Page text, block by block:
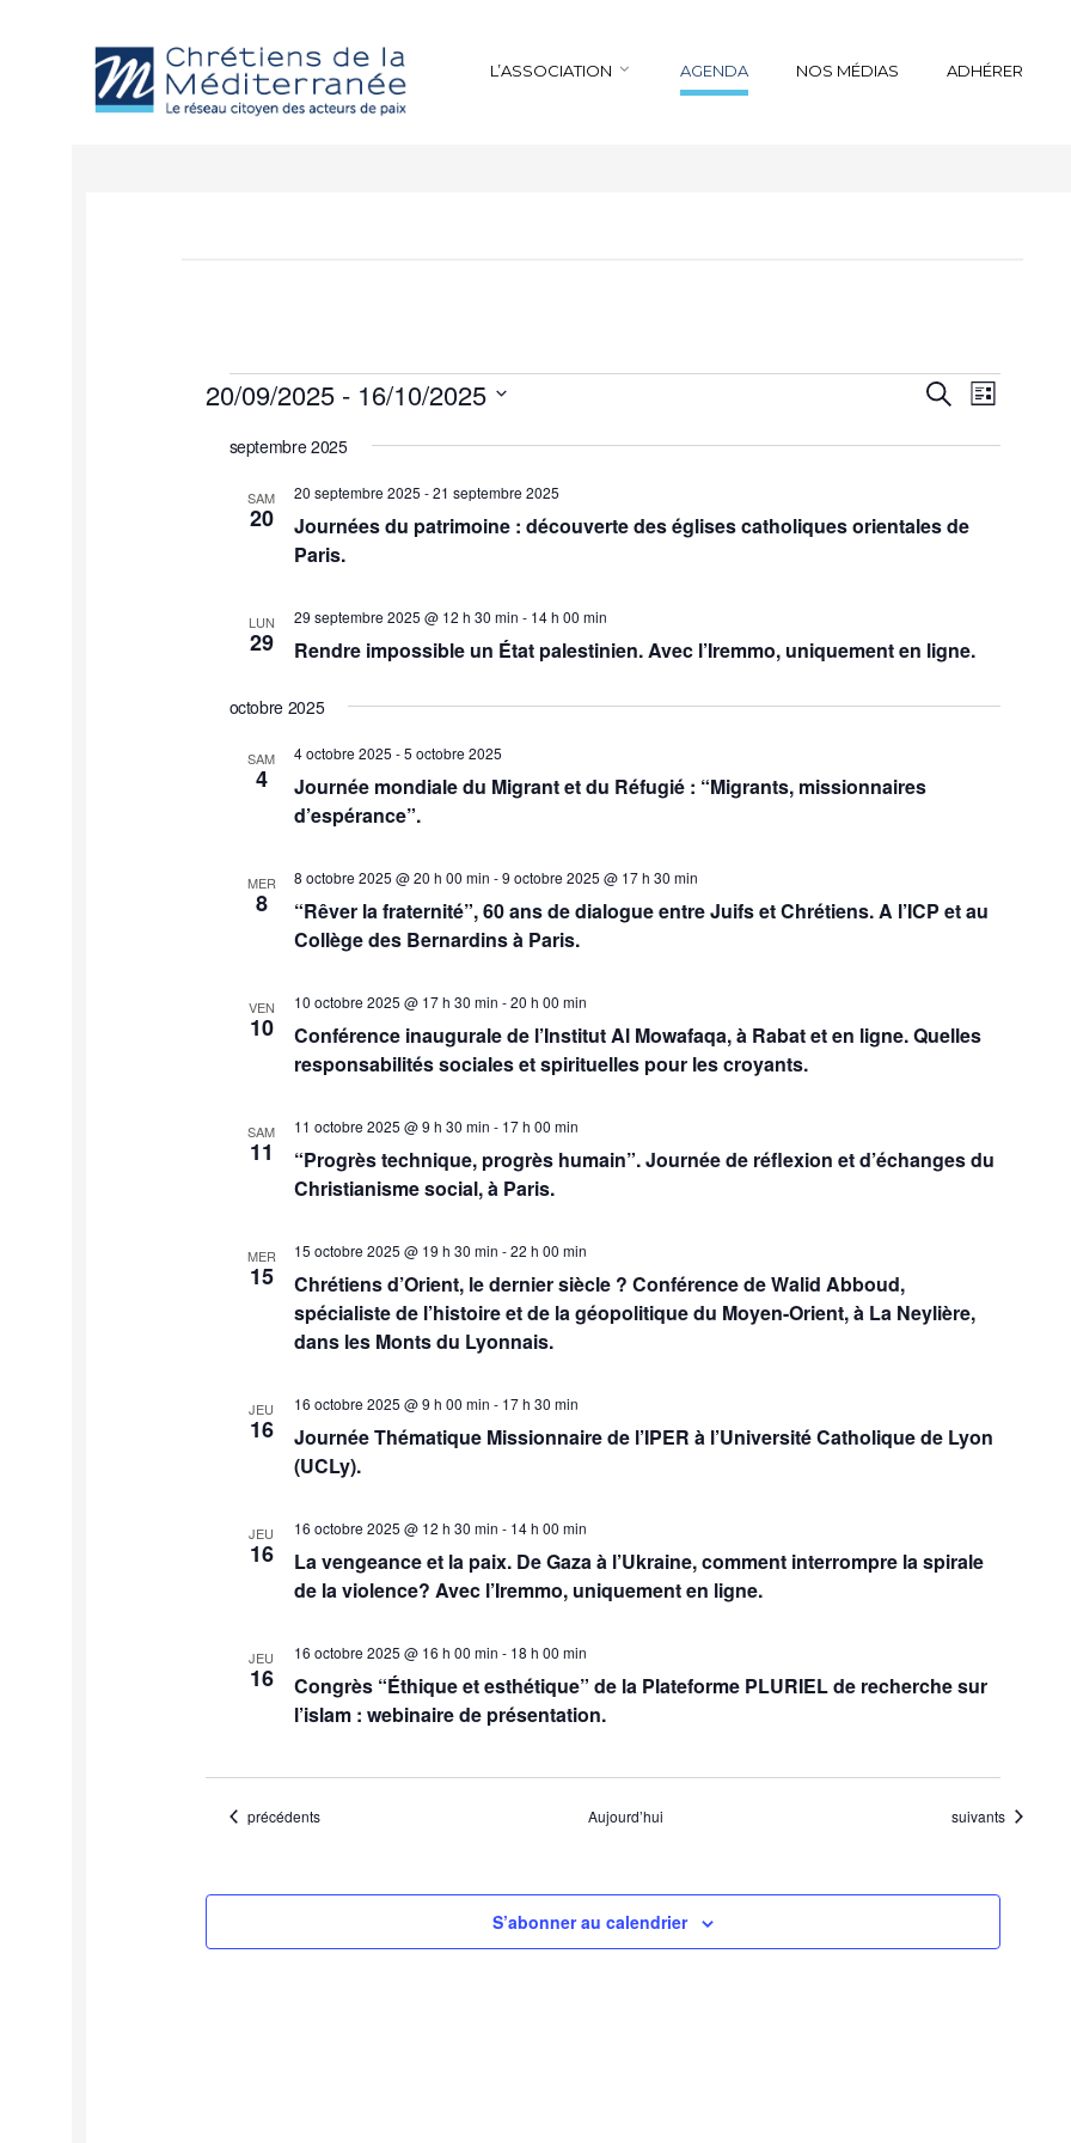
L’ASSOCIATION AGENDA NOS MÉDIAS ADHÉRER
Recherche
navigation
Évènements
RechercheNavigation
de
Liste
20/09/2025 - 16/10/2025
uneseptembre 2025
SAM
20
Journées du patrimoine : découverte des églises catholiques orientales de
Paris.
20 septembre 2025 -21 septembre 2025
LUN
29 Rendre impossible un État palestinien. Avec l’Iremmo, uniquement en ligne.
29 septembre 2025 @ 12 h 30 min - 14 h 00 min
octobre 2025
SAM
4
Journée mondiale du Migrant et du Réfugié : “Migrants, missionnaires
d’espérance”.
4 octobre 2025 -5 octobre 2025
MER
8
“Rêver la fraternité”, 60 ans de dialogue entre Juifs et Chrétiens. A l’ICP et au
Collège des Bernardins à Paris.
8 octobre 2025 @ 20 h 00 min -9 octobre 2025 @ 17 h 30 min
VEN
10
Conférence inaugurale de l’Institut Al Mowafaqa, à Rabat et en ligne. Quelles
responsabilités sociales et spirituelles pour les croyants.
10 octobre 2025 @ 17 h 30 min -20 h 00 min
SAM
11
“Progrès technique, progrès humain”. Journée de réflexion et d’échanges du
Christianisme social, à Paris.
11 octobre 2025 @ 9 h 30 min - 17 h 00 min
MER
15
Chrétiens d’Orient, le dernier siècle ? Conférence de Walid Abboud,
spécialiste de l’histoire et de la géopolitique du Moyen-Orient, à La Neylière,
dans les Monts du Lyonnais.
15 octobre 2025 @ 19 h 30 min -22 h 00 min
JEU
16
Journée Thématique Missionnaire de l’IPER à l’Université Catholique de Lyon
(UCLy).
16 octobre 2025 @ 9 h 00 min - 17 h 30 min
JEU
16
La vengeance et la paix. De Gaza à l’Ukraine, comment interrompre la spirale
de la violence? Avec l’Iremmo, uniquement en ligne.
16 octobre 2025 @ 12 h 30 min - 14 h 00 min
JEU
16
Congrès “Éthique et esthétique” de la Plateforme PLURIEL de recherche sur
l’islam : webinaire de présentation.
16 octobre 2025 @ 16 h 00 min - 18 h 00 min
Évènements
précédents Aujourd’hui Évènements
suivants
S’abonner au calendrier